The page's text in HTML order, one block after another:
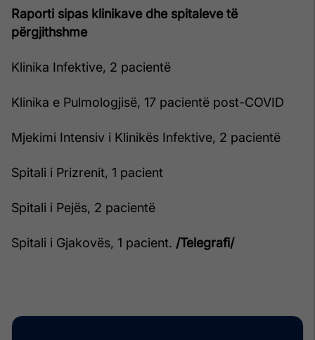
Raporti sipas klinikave dhe spitaleve të
përgjithshme
Klinika Infektive, 2 pacientë
Klinika e Pulmologjisë, 17 pacientë post-COVID
Mjekimi Intensiv i Klinikës Infektive, 2 pacientë
Spitali i Prizrenit, 1 pacient
Spitali i Pejës, 2 pacientë
Spitali i Gjakovës, 1 pacient. /Telegrafi/